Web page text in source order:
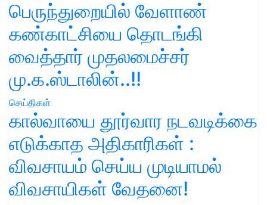
பெருந்துறையில் வேளாண்
கண்காட்சியை தொடங்கி
வைத்தார் முதலமைச்சர்
மு.க.ஸ்டாலின்..!!
செய்திகள்
கால்வாயை தூர்வார நடவடிக்கை
எடுக்காத அதிகாரிகள் :
விவசாயம் செய்ய முடியாமல்
விவசாயிகள் வேதனை!